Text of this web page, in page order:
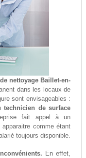
nettoyage Baillet-en-
dans les locaux de
sont envisageables :
technicien de surface
fait appel à un
comme étant
toujours disponible.
En effet,